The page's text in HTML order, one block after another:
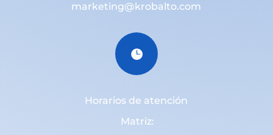
marketing@krobalto.com

Horarios de atención
Matriz: